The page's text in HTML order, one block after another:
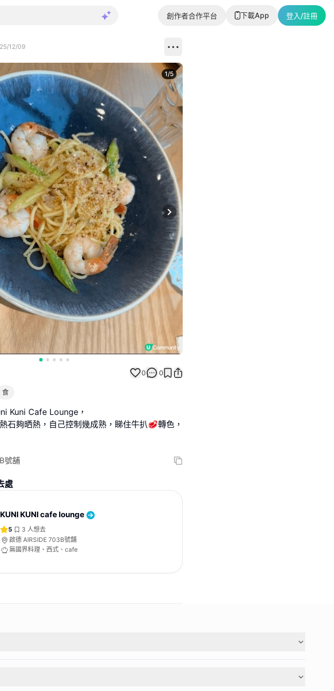
創作者合作平台 下載App 登入/註冊
12/09
Next slide
1/5
0 0
食
Kuni Cafe Lounge，
石夠晒熱，自己控制幾成熟，睇住牛扒🥩轉色，
號舖
處
KUNI KUNI cafe lounge
5 3 人想去
啟德 AIRSIDE 703B號舖
無國界料理、西式、cafe